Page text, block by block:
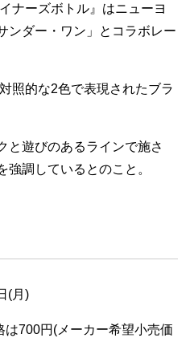
ナーズボトル』はニューヨ
ンダー・ワン」とコラボレー
照的な2色で表現されたブラ
と遊びのあるラインで施さ
調しているとのこと。
(月)
700円(メーカー希望小売価